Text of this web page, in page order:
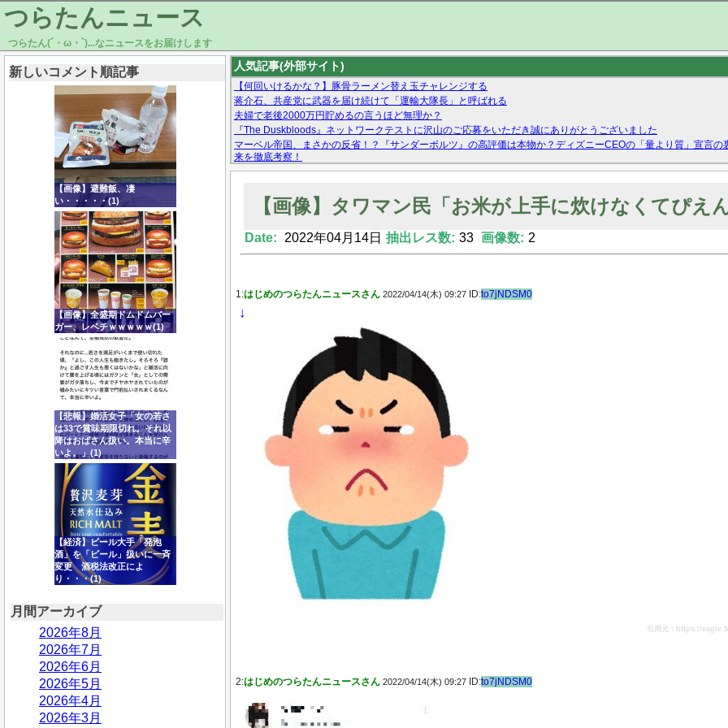
つらたんニュース
つらたん(´・ω・`)...なニュースをお届けします
新しいコメント順記事
【画像】避難飯、凄
い・・・・・(1)
【画像】全盛期ドムドムバー
ガー、レベチｗｗｗｗｗ(1)
【悲報】婚活女子「女の若さ
は33で賞味期限切れ。それ以
降はおばさん扱い。本当に辛
いよ。」(1)
【経済】ビール大手「発泡
酒」を「ビール」扱いに一斉
変更 酒税法改正によ
り・・・(1)
月間アーカイブ
2026年8月
2026年7月
2026年6月
2026年5月
2026年4月
2026年3月
人気記事(外部サイト)
【何回いけるかな？】豚骨ラーメン替え玉チャレンジする
蒋介石、共産党に武器を届け続けて「運輸大隊長」と呼ばれる
夫婦で老後2000万円貯めるの言うほど無理か？
『The Duskbloods』ネットワークテストに沢山のご応募をいただき誠にありがとうございました
マーベル帝国、まさかの反省！？『サンダーボルツ』の高評価は本物か？ディズニーCEOの「量より質」宣言
来を徹底考察！
【モー娘。石田亜佑美】ファーストテイク出演も新規獲得ならず？北川莉央が1位に
【画像】タワマン民「お米が上手に炊けなくてぴえ
Date: 2022年04月14日 抽出レス数: 33 画像数: 2
1:はじめのつらたんニュースさん 2022/04/14(木) 09:27 ID:to7jNDSM0
↓
引用元：https://
2:はじめのつらたんニュースさん 2022/04/14(木) 09:27 ID:to7jNDSM0